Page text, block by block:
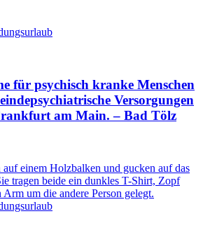
für psychisch kranke Menschen
Versorgungen
am Main. – Bad Tölz